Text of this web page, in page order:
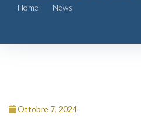
Contributi
Comunicazione
Home
News
Ottobre 7, 2024